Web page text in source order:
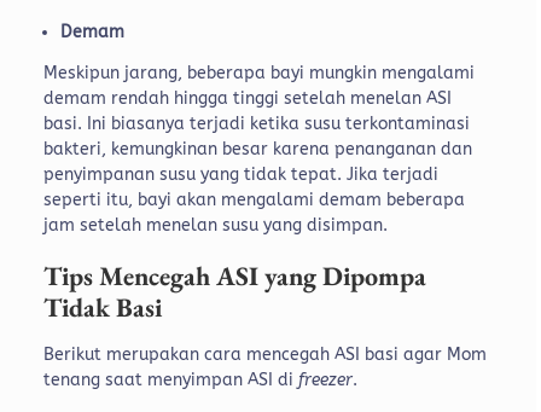
Demam
Meskipun jarang, beberapa bayi mungkin mengalami
demam rendah hingga tinggi setelah menelan ASI
basi. Ini biasanya terjadi ketika susu terkontaminasi
bakteri, kemungkinan besar karena penanganan dan
penyimpanan susu yang tidak tepat. Jika terjadi
seperti itu, bayi akan mengalami demam beberapa
jam setelah menelan susu yang disimpan.
Tips Mencegah ASI yang Dipompa
Tidak Basi
Berikut merupakan cara mencegah ASI basi agar Mom
tenang saat menyimpan ASI di freezer.